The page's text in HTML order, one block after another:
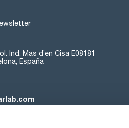
Ind. Mas d’en Cisa E08181
España